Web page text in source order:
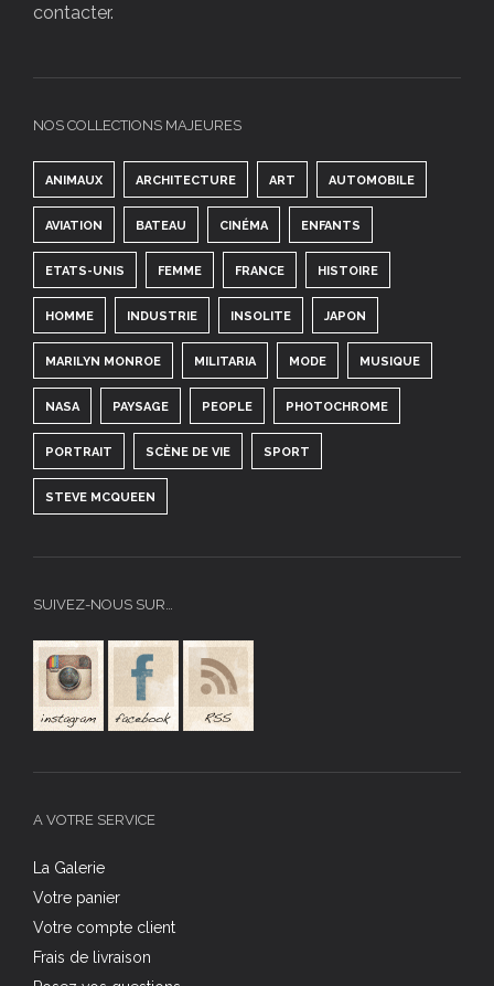
contacter.
NOS COLLECTIONS MAJEURES
ANIMAUX ARCHITECTURE ART AUTOMOBILE
AVIATION BATEAU CINÉMA ENFANTS
ETATS-UNIS FEMME FRANCE HISTOIRE
HOMME INDUSTRIE INSOLITE JAPON
MARILYN MONROE MILITARIA MODE MUSIQUE
NASA PAYSAGE PEOPLE PHOTOCHROME
PORTRAIT SCÈNE DE VIE SPORT
STEVE MCQUEEN
SUIVEZ-NOUS SUR…
A VOTRE SERVICE
La Galerie
Votre panier
Votre compte client
Frais de livraison